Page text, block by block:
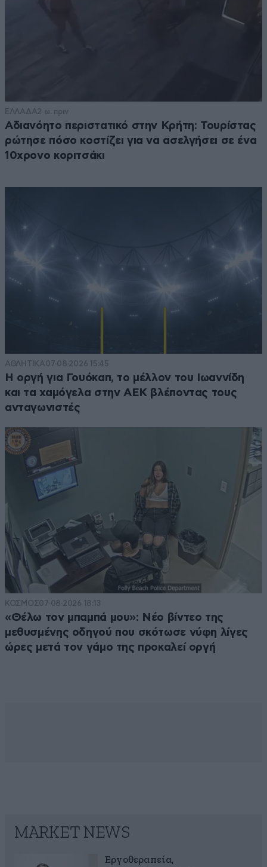
ΕΛΛΑΔΑ2 ω. πριν
Αδιανόητο περιστατικό στην Κρήτη: Τουρίστας
ρώτησε πόσο κοστίζει για να ασελγήσει σε ένα
10χρονο κοριτσάκι
ΑΘΛΗΤΙΚΑ07·08·2026 15:45
Η οργή για Γουόκαπ, το μέλλον του Ιωαννίδη
και τα χαμόγελα στην ΑΕΚ βλέποντας τους
ανταγωνιστές
ΚΟΣΜΟΣ07·08·2026 18:13
«Θέλω τον μπαμπά μου»: Νέο βίντεο της
μεθυσμένης οδηγού που σκότωσε νύφη λίγες
ώρες μετά τον γάμο της προκαλεί οργή
MARKET NEWS
Εργοθεραπεία,